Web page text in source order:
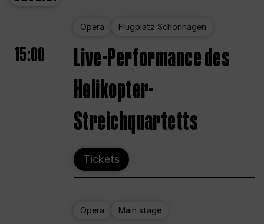
Opera Flugplatz Schönhagen
15:00
Live-Performance des
Helikopter-
Streichquartetts
Tickets
Opera Main stage